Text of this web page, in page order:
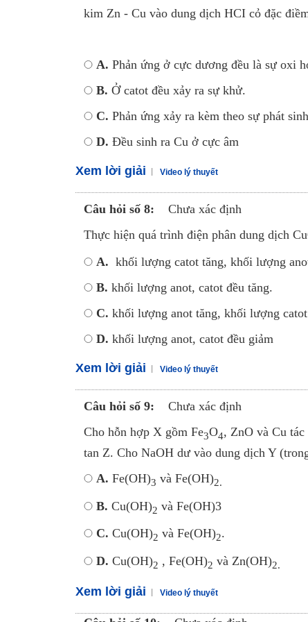
kim Zn - Cu vào dung dịch HCI cỏ đặc
A. Phản ứng ở cực dương đều là sự oxi
B. Ở catot đều xảy ra sự khử.
C. Phản ứng xảy ra kèm theo sự phát
D. Đều sinh ra Cu ở cực âm
Xem lời giải Video lý thuyết
Câu hỏi số 8:
Chưa xác định
Thực hiện quá trình điện phân dung dịch
A. khối lượng catot tăng, khối lượng
B. khối lượng anot, catot đều tăng.
C. khối lượng anot tăng, khối lượng
D. khối lượng anot, catot đều giảm
Xem lời giải Video lý thuyết
Câu hỏi số 9:
Chưa xác định
Cho hỗn hợp X gồm Fe3O4, ZnO và Cu
tan Z. Cho NaOH dư vào dung dịch Y
A. Fe(OH)3 và Fe(OH)2.
B. Cu(OH)2 và Fe(OH)3
C. Cu(OH)2 và Fe(OH)2.
D. Cu(OH)2 , Fe(OH)2 và Zn(OH)2.
Xem lời giải Video lý thuyết